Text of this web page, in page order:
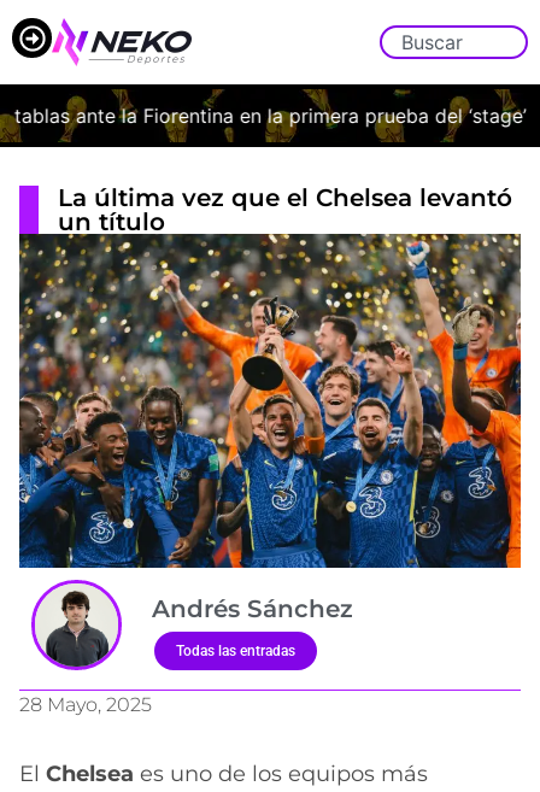
ante la Fiorentina en la primera prueba del ‘stage’
La última vez que el Chelsea levantó
un título
Andrés Sánchez
Todas las entradas
28 Mayo, 2025
El Chelsea es uno de los equipos más